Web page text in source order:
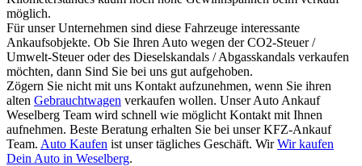
möglich.
Für unser Unternehmen sind diese Fahrzeuge interessante
Ankaufsobjekte. Ob Sie Ihren Auto wegen der CO2-Steuer /
Umwelt-Steuer oder des Dieselskandals / Abgasskandals verkaufen
möchten, dann Sind Sie bei uns gut aufgehoben.
Zögern Sie nicht mit uns Kontakt aufzunehmen, wenn Sie ihren
alten Gebrauchtwagen verkaufen wollen. Unser Auto Ankauf
Weselberg Team wird schnell wie möglicht Kontakt mit Ihnen
aufnehmen. Beste Beratung erhalten Sie bei unser KFZ-Ankauf
Team. Auto Kaufen ist unser tägliches Geschäft. WirWir kaufen
Dein Auto in Weselberg.